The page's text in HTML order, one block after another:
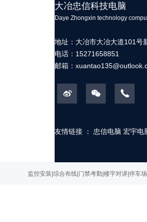
大冶忠信科技电脑
Daye Zhongxin technology
地址：大冶市大冶大道101号
电话：15271658851
邮箱：
友情链接 ： 忠信电脑 宏宇电
监控安装|综合布线|门禁考勤|楼宇对讲|停车